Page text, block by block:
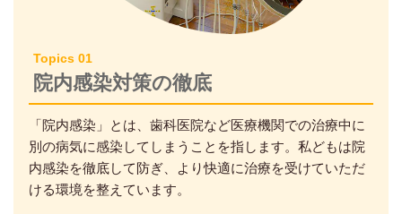
Topics 01
院内感染対策の徹底
「院内感染」とは、歯科医院など医療機関での治療中に
別の病気に感染してしまうことを指します。私どもは院
内感染を徹底して防ぎ、より快適に治療を受けていただ
ける環境を整えています。